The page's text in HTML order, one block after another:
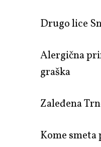
Drugo lice
Alergična
graška
Zaleđena
Kome smeta